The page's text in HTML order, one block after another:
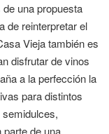
una propuesta
de reinterpretar el
Vieja también es
disfrutar de vinos
a la perfección la
para distintos
de una